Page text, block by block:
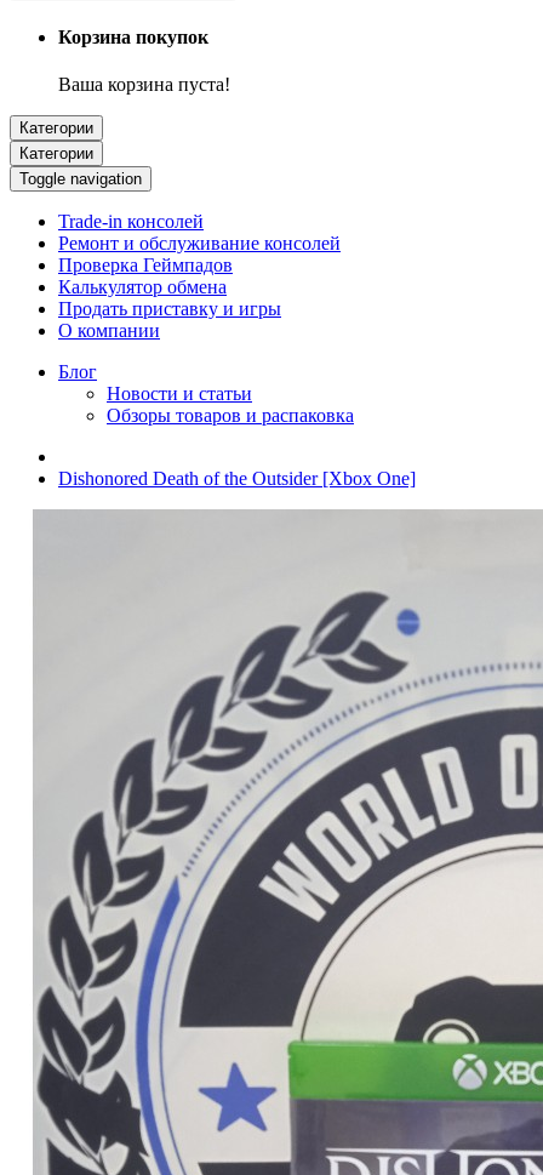
Корзина покупок
Ваша корзина пуста!
Категории
Категории
Toggle navigation
Trade-in консолей
Ремонт и обслуживание консолей
Проверка Геймпадов
Калькулятор обмена
Продать приставку и игры
О компании
Блог
Новости и статьи
Обзоры товаров и распаковка
Dishonored Death of the Outsider [Xbox One]